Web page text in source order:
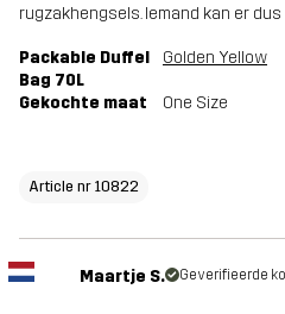
rugzakhengsels. Iemand kan er
Packable Duffel
Bag 70L
Golden Yellow
Gekochte maat One Size
Article nr 10822
Maartje S. Geverifieerde